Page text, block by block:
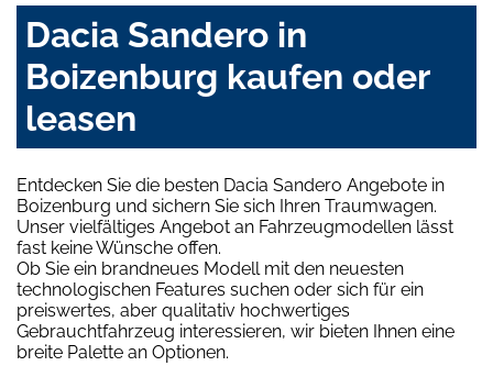
Dacia Sandero in
Boizenburg kaufen oder
leasen
Entdecken Sie die besten Dacia Sandero Angebote in
Boizenburg und sichern Sie sich Ihren Traumwagen.
Unser vielfältiges Angebot an Fahrzeugmodellen lässt
fast keine Wünsche offen.
Ob Sie ein brandneues Modell mit den neuesten
technologischen Features suchen oder sich für ein
preiswertes, aber qualitativ hochwertiges
Gebrauchtfahrzeug interessieren, wir bieten Ihnen eine
breite Palette an Optionen.